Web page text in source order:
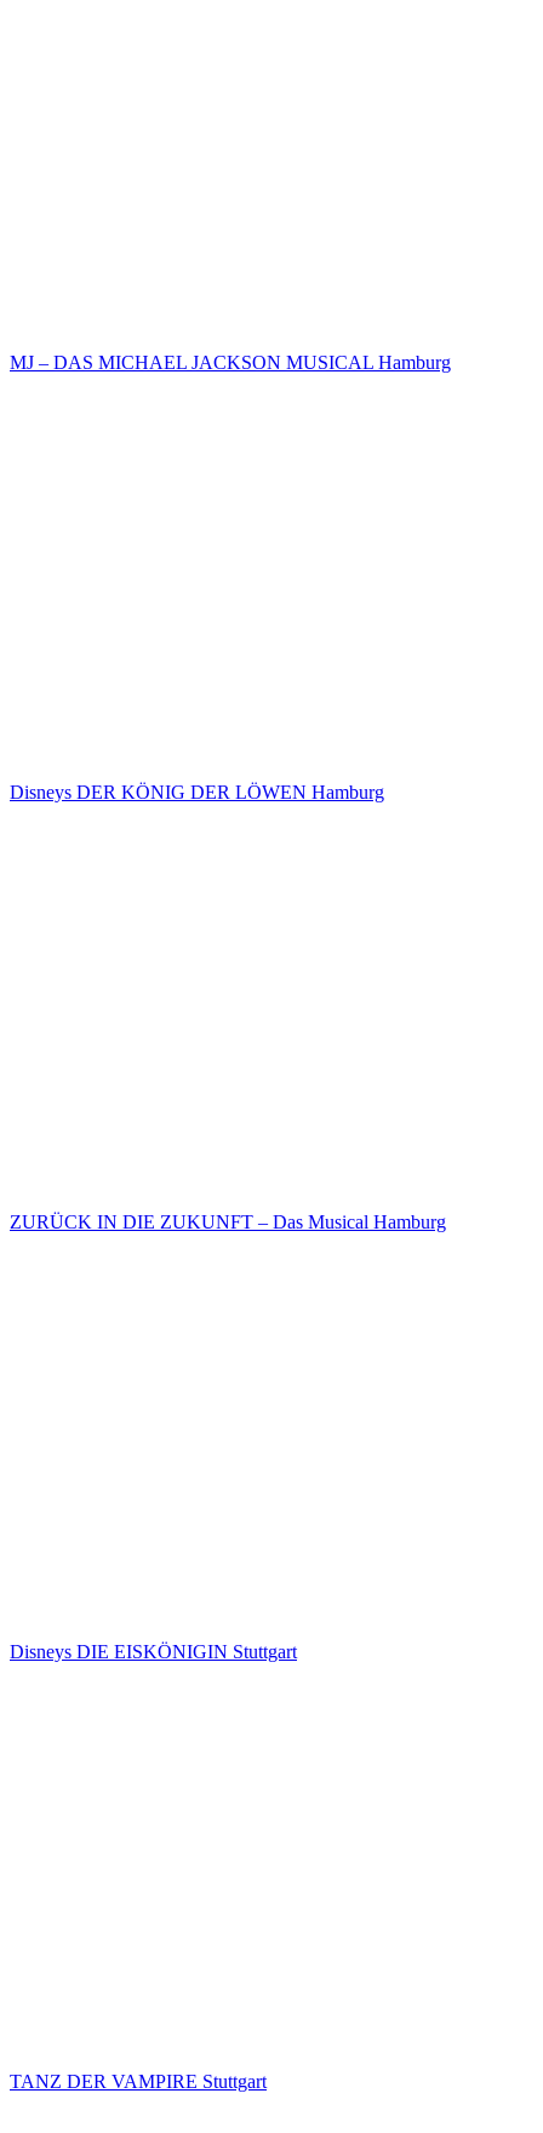
MJ – DAS MICHAEL JACKSON MUSICAL Hamburg
Disneys DER KÖNIG DER LÖWEN Hamburg
ZURÜCK IN DIE ZUKUNFT – Das Musical Hamburg
Disneys DIE EISKÖNIGIN Stuttgart
TANZ DER VAMPIRE Stuttgart